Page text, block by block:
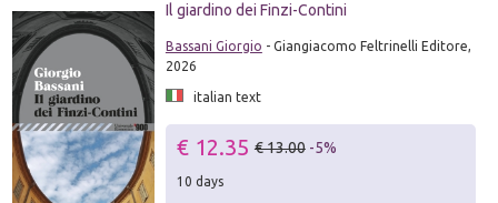
Il giardino dei Finzi-Contini
Bassani Giorgio - Giangiacomo Feltrinelli Editore,
2026
italian text
€ 12.35 € 13.00 -5%
10 days